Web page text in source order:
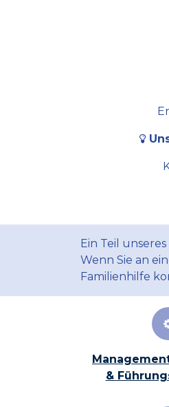
Ein Teil
Wenn Sie an
Familienhilfe
&